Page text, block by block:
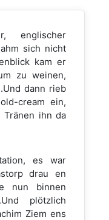
englischer
sich nicht
kam er
zu weinen,
dann rieb
cream ein,
ihn da
es war
drau en
nun binnen
plötzlich
Ziem ens